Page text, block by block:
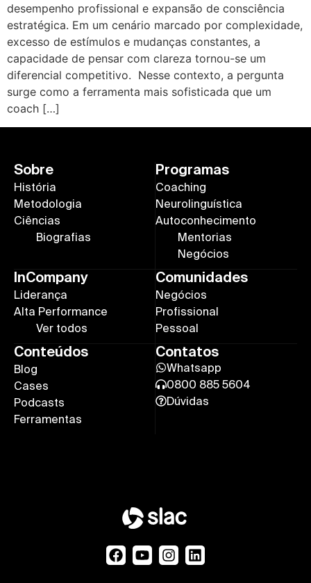
desempenho profissional e expansão de consciência
estratégica. Em um cenário marcado por complexidade,
excesso de estímulos e mudanças constantes, a
capacidade de pensar com clareza tornou-se um
diferencial competitivo. Nesse contexto, a pergunta
surge como a ferramenta mais sofisticada que um
coach […]
Sobre
História
Metodologia
Ciências
Biografias
Programas
Coaching
Neurolinguística
Autoconhecimento
Mentorias
Negócios
InCompany
Liderança
Alta Performance
Ver todos
Comunidades
Negócios
Profissional
Pessoal
Conteúdos
Blog
Cases
Podcasts
Ferramentas
Contatos
Whatsapp
0800 885 5604
Dúvidas